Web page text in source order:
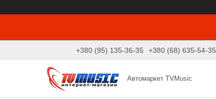
+380 (95) 135-36-35 +380 (68) 635-54-35
Автомаркет TVMusic